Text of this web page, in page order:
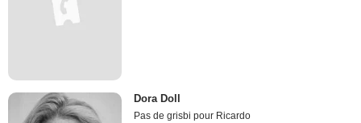
Dora Doll
Pas de grisbi pour Ricardo